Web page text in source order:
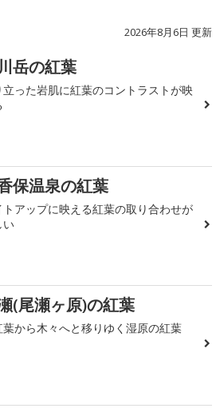
2026年8月6日 更新
岳の紅葉
立った岩肌に紅葉のコントラストが映
保温泉の紅葉
トアップに映える紅葉の取り合わせが
い
(尾瀬ヶ原)の紅葉
葉から木々へと移りゆく湿原の紅葉